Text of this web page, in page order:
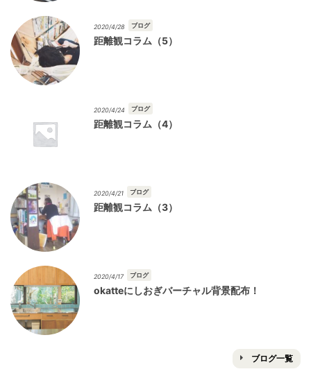
2020/4/28 ブログ
距離観コラム（5）
2020/4/24 ブログ
距離観コラム（4）
2020/4/21 ブログ
距離観コラム（3）
2020/4/17 ブログ
okatteにしおぎバーチャル背景配布！
ブログ一覧